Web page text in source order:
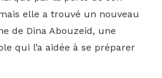
elle a trouvé un nouveau
de Dina Abouzeid, une
qui l’a aidée à se préparer